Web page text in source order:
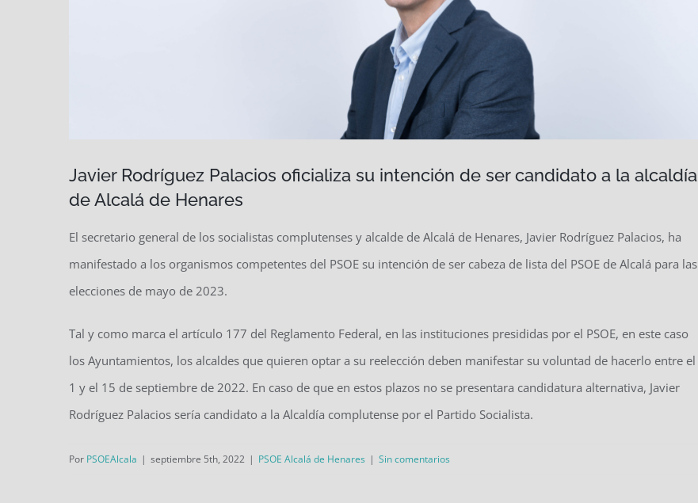
Javier Rodríguez Palacios oficializa su intención de ser candidato a la alcaldía
de Alcalá de Henares
El secretario general de los socialistas complutenses y alcalde de Alcalá de Henares, Javier Rodríguez Palacios, ha
manifestado a los organismos competentes del PSOE su intención de ser cabeza de lista del PSOE de Alcalá para las
elecciones de mayo de 2023.
Tal y como marca el artículo 177 del Reglamento Federal, en las instituciones presididas por el PSOE, en este caso
los Ayuntamientos, los alcaldes que quieren optar a su reelección deben manifestar su voluntad de hacerlo entre el
1 y el 15 de septiembre de 2022. En caso de que en estos plazos no se presentara candidatura alternativa, Javier
Rodríguez Palacios sería candidato a la Alcaldía complutense por el Partido Socialista.
Por PSOEAlcala | septiembre 5th, 2022 | PSOE Alcalá de Henares | Sin comentarios